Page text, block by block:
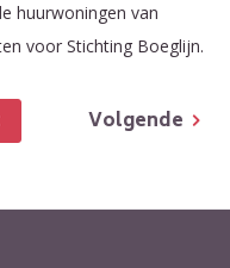
huurwoningen van
voor Stichting Boeglijn.
Volgende